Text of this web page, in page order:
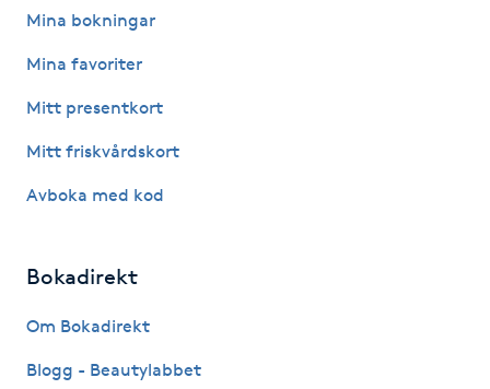
HIFU
Hollywood Peel
Hot yoga
Mina bokningar
Mina favoriter
Mitt presentkort
Mitt friskvårdskort
Avboka med kod
Bokadirekt
Om Bokadirekt
Blogg - Beautylabbet